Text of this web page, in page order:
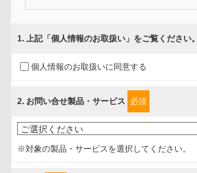
っています。
い、これらで定める範囲内で、サービスの提
用させていただいております。
情報を提供されるお客様（本人）に対して、
者、提供の有無、情報提供の任意性や権利に
情報提供がお客様の懸念にならないように、
1. 上記「個人情報のお取扱い」をご覧ください。
個人情報のお取扱いに同意する
2. お問い合せ製品・サービス 必須
※対象の製品・サービスを選択してください。